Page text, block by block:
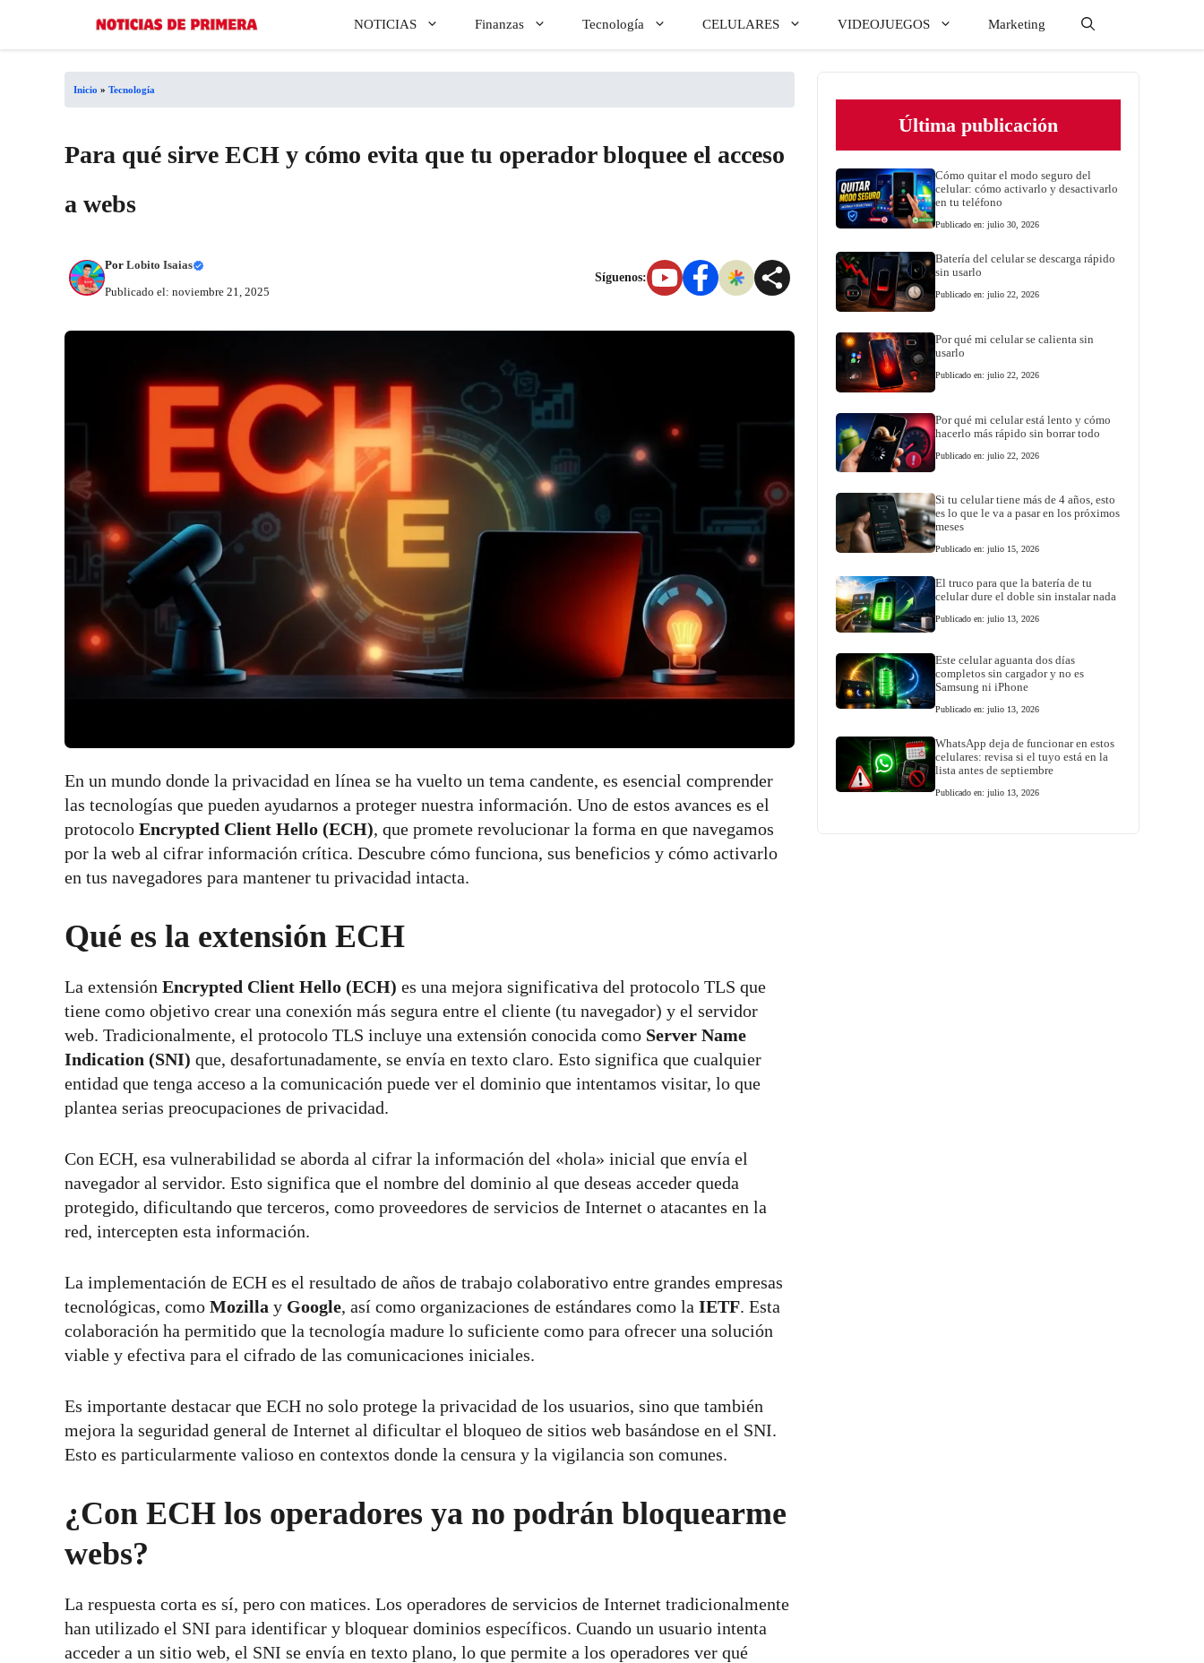
NOTICIAS Finanzas Tecnología CELULARES VIDEOJUEGOS Marketing
Inicio » Tecnología
Para qué sirve ECH y cómo evita que tu operador bloquee el acceso
a webs
Por Lobito Isaias
Publicado el: noviembre 21, 2025
Síguenos:
En un mundo donde la privacidad en línea se ha vuelto un tema candente, es esencial comprender
las tecnologías que pueden ayudarnos a proteger nuestra información. Uno de estos avances es el
protocolo Encrypted Client Hello (ECH), que promete revolucionar la forma en que navegamos
por la web al cifrar información crítica. Descubre cómo funciona, sus beneficios y cómo activarlo
en tus navegadores para mantener tu privacidad intacta.
Qué es la extensión ECH
La extensión Encrypted Client Hello (ECH) es una mejora significativa del protocolo TLS que
tiene como objetivo crear una conexión más segura entre el cliente (tu navegador) y el servidor
web. Tradicionalmente, el protocolo TLS incluye una extensión conocida como Server Name
Indication (SNI) que, desafortunadamente, se envía en texto claro. Esto significa que cualquier
entidad que tenga acceso a la comunicación puede ver el dominio que intentamos visitar, lo que
plantea serias preocupaciones de privacidad.
Con ECH, esa vulnerabilidad se aborda al cifrar la información del «hola» inicial que envía el
navegador al servidor. Esto significa que el nombre del dominio al que deseas acceder queda
protegido, dificultando que terceros, como proveedores de servicios de Internet o atacantes en la
red, intercepten esta información.
La implementación de ECH es el resultado de años de trabajo colaborativo entre grandes empresas
tecnológicas, como Mozilla y Google, así como organizaciones de estándares como la IETF. Esta
colaboración ha permitido que la tecnología madure lo suficiente como para ofrecer una solución
viable y efectiva para el cifrado de las comunicaciones iniciales.
Es importante destacar que ECH no solo protege la privacidad de los usuarios, sino que también
mejora la seguridad general de Internet al dificultar el bloqueo de sitios web basándose en el SNI.
Esto es particularmente valioso en contextos donde la censura y la vigilancia son comunes.
¿Con ECH los operadores ya no podrán bloquearme
webs?
La respuesta corta es sí, pero con matices. Los operadores de servicios de Internet tradicionalmente
han utilizado el SNI para identificar y bloquear dominios específicos. Cuando un usuario intenta
acceder a un sitio web, el SNI se envía en texto plano, lo que permite a los operadores ver qué
Última publicación
Cómo quitar el modo seguro del
celular: cómo activarlo y desactivarlo
en tu teléfono
Publicado en: julio 30, 2026
Batería del celular se descarga rápido
sin usarlo
Publicado en: julio 22, 2026
Por qué mi celular se calienta sin
usarlo
Publicado en: julio 22, 2026
Por qué mi celular está lento y cómo
hacerlo más rápido sin borrar todo
Publicado en: julio 22, 2026
Si tu celular tiene más de 4 años, esto
es lo que le va a pasar en los próximos
meses
Publicado en: julio 15, 2026
El truco para que la batería de tu
celular dure el doble sin instalar nada
Publicado en: julio 13, 2026
Este celular aguanta dos días
completos sin cargador y no es
Samsung ni iPhone
Publicado en: julio 13, 2026
WhatsApp deja de funcionar en estos
celulares: revisa si el tuyo está en la
lista antes de septiembre
Publicado en: julio 13, 2026